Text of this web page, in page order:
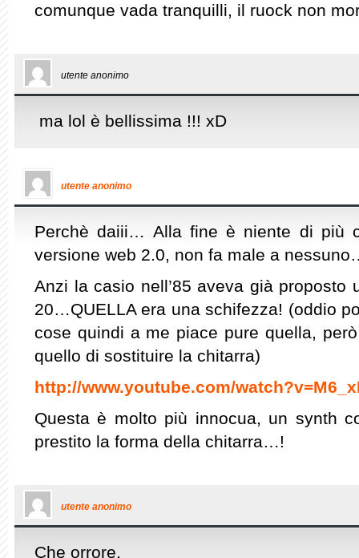
comunque vada tranquilli, il ruock non
utente anonimo
ma lol è bellissima !!! xD
utente anonimo
Perchè daiii… Alla fine è niente di più
versione web 2.0, non fa male a
Anzi la casio nell’85 aveva già proposto
20…QUELLA era una schifezza! (oddio
cose quindi a me piace pure quella,
quello di sostituire la chitarra)
http://www.youtube.com/
Questa è molto più innocua, un synth
prestito la forma della chitarra…!
utente anonimo
Che orrore.